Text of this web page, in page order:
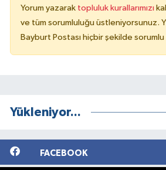
Yorum yazarak topluluk kurallarımızı
ve tüm sorumluluğu üstleniyorsunuz.
Bayburt Postası hiçbir şekilde
Yükleniyor...
FACEBOOK